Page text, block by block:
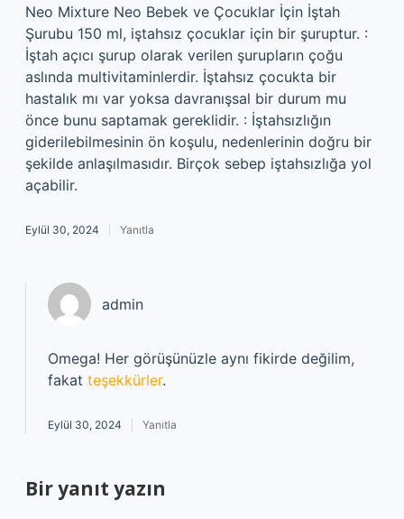
Neo Mixture Neo Bebek ve Çocuklar İçin İştah
Şurubu 150 ml, iştahsız çocuklar için bir şuruptur. :
İştah açıcı şurup olarak verilen şurupların çoğu
aslında multivitaminlerdir. İştahsız çocukta bir
hastalık mı var yoksa davranışsal bir durum mu
önce bunu saptamak gereklidir. : İştahsızlığın
giderilebilmesinin ön koşulu, nedenlerinin doğru bir
şekilde anlaşılmasıdır. Birçok sebep iştahsızlığa yol
açabilir.
Eylül 30, 2024 Yanıtla
admin
Omega! Her görüşünüzle aynı fikirde değilim,
fakat teşekkürler.
Eylül 30, 2024 Yanıtla
Bir yanıt yazın